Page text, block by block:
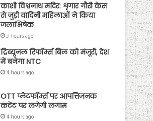
काशी विश्वनाथ मदिर: शृंगार गौरी केस
से जुड़ी वादिनी महिलाओं ने किया
जलाभिषेक
3 hours ago
ट्रिब्यूनल रिफॉर्म्स बिल को मंजूरी, देश
में बनेगा NTC
4 hours ago
OTT प्लेटफॉर्म्स पर आपत्तिजनक
कंटेंट पर लगेगी लगाम
4 hours ago